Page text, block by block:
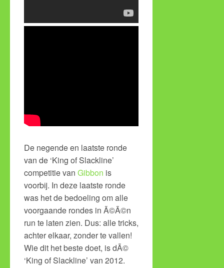
De negende en laatste ronde
van de ‘King of Slackline’
competitie van Gibbon is
voorbij. In deze laatste ronde
was het de bedoeling om alle
voorgaande rondes in Ã©Ã©n
run te laten zien. Dus: alle tricks,
achter elkaar, zonder te vallen!
Wie dit het beste doet, is dÃ©
‘King of Slackline’ van 2012.